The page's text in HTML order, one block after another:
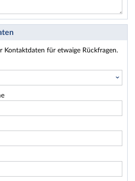
Kontaktdaten für etwaige Rückfragen.